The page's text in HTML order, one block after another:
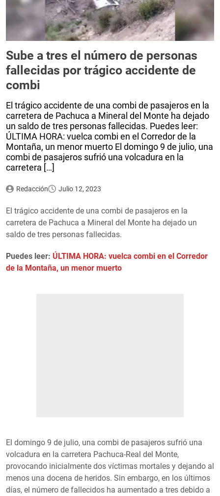
Sube a tres el número de personas
fallecidas por trágico accidente de
combi
El trágico accidente de una combi de pasajeros en la
carretera de Pachuca a Mineral del Monte ha dejado
un saldo de tres personas fallecidas. Puedes leer:
ÚLTIMA HORA: vuelca combi en el Corredor de la
Montaña, un menor muerto El domingo 9 de julio, una
combi de pasajeros sufrió una volcadura en la
carretera […]
Redacción Julio 12, 2023
El trágico accidente de una combi de pasajeros en la
carretera de Pachuca a Mineral del Monte ha dejado un
saldo de tres personas fallecidas.
Puedes leer: ÚLTIMA HORA: vuelca combi en el Corredor
de la Montaña, un menor muerto
El domingo 9 de julio, una combi de pasajeros sufrió una
volcadura en la carretera Pachuca-Real del Monte,
provocando inicialmente dos víctimas mortales y dejando al
menos una docena de heridos. Sin embargo, en los últimos
días, el número de fallecidos ha aumentado a tres debido a